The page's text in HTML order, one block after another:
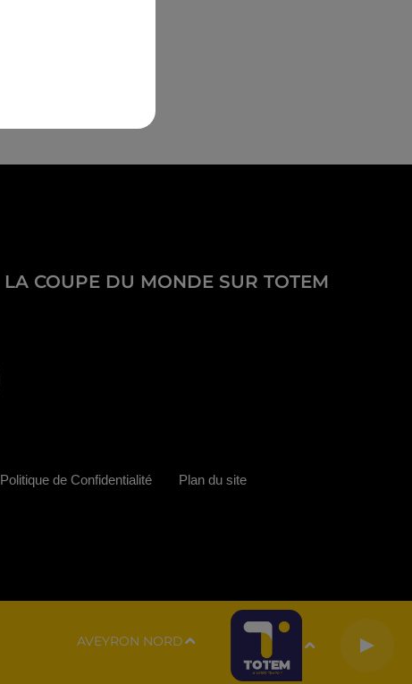
LA COUPE DU MONDE SUR TOTEM
AVEYRON NORD
Politique de Confidentialité Plan du site